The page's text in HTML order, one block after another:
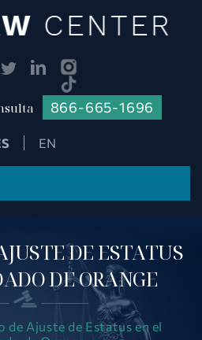
866-665-1696
EN
DE ESTATUS
DE ORANGE
de Ajuste de Estatus en el